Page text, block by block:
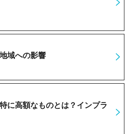
域への影響
に高額なものとは？インプラ